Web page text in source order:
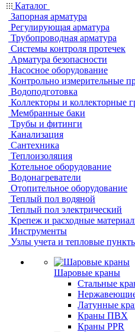
Каталог
Запорная арматура
Регулирующая арматура
Трубопроводная арматура
Системы контроля протечек
Арматура безопасности
Насосное оборудование
Контрольно измерительные
Водоподготовка
Коллекторы и коллекторные
Мембранные баки
Трубы и фитинги
Канализация
Сантехника
Теплоизоляция
Котельное оборудование
Водонагреватели
Отопительное оборудование
Теплый пол водяной
Теплый пол электрический
Крепеж и расходные
Инструменты
Узлы учета и тепловые
Шаровые краны
Стальные
Латунные
Краны ПВХ
Краны PPR